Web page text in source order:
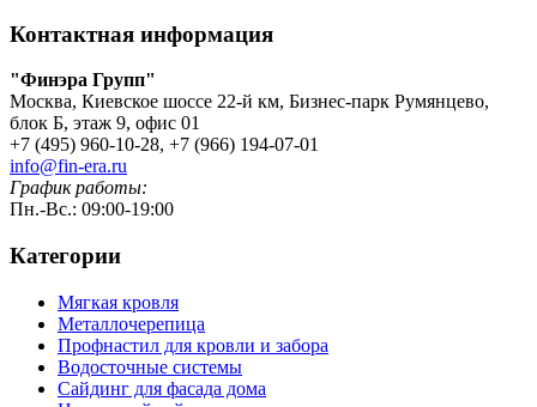
Контактная информация
"Финэра Групп"
Москва, Киевское шоссе 22-й км, Бизнес-парк Румянцево,
блок Б, этаж 9, офис 01
+7 (495) 960-10-28, +7 (966) 194-07-01
info@fin-era.ru
График работы:
Пн.-Вс.: 09:00-19:00
Категории
Мягкая кровля
Металлочерепица
Профнастил для кровли и забора
Водосточные системы
Сайдинг для фасада дома